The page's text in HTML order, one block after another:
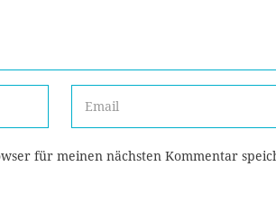
für meinen nächsten Kommentar